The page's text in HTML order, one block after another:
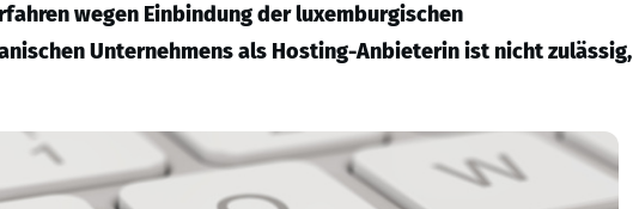
wegen Einbindung der luxemburgischen
Unternehmens als Hosting-Anbieterin ist nicht zulässig,